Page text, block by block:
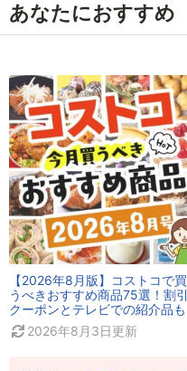
あなたにおすすめ
【2026年8月版】コストコで買
うべきおすすめ商品75選！割引
クーポンとテレビでの紹介品も
2026年8月3日更新